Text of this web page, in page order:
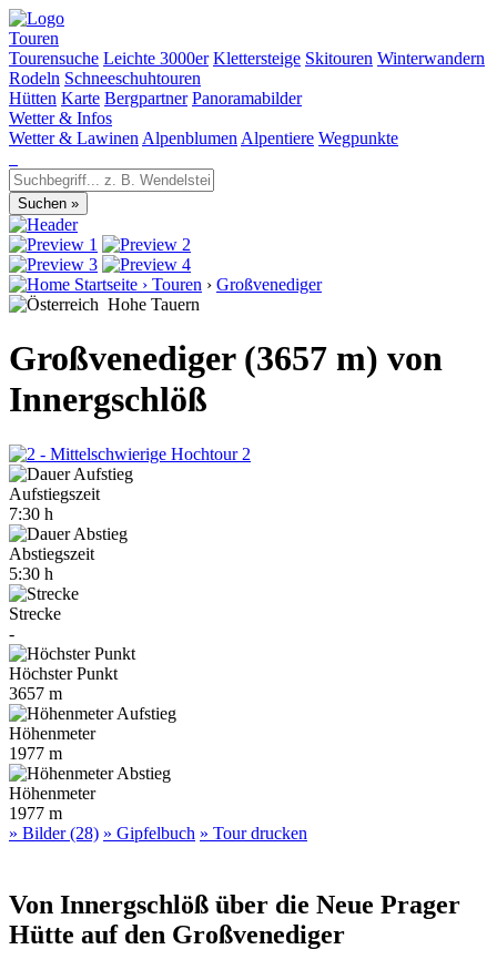
Touren
Tourensuche Leichte 3000er Klettersteige Skitouren Winterwandern
Rodeln Schneeschuhtouren
Hütten Karte Bergpartner Panoramabilder
Wetter & Infos
Wetter & Lawinen Alpenblumen Alpentiere Wegpunkte
Startseite › Touren › Großvenediger
Hohe Tauern
Großvenediger (3657 m) von
Innergschlöß
2
Aufstiegszeit
7:30 h
Abstiegszeit
5:30 h
Strecke
-
Höchster Punkt
3657 m
Höhenmeter
1977 m
Höhenmeter
1977 m
» Bilder (28) » Gipfelbuch » Tour drucken
Von Innergschlöß über die Neue Prager
Hütte auf den Großvenediger